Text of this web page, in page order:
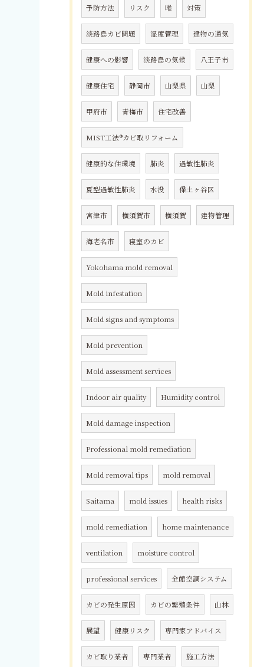
予防方法 リスク 喉 対策
淡路島カビ問題 湿度管理 建物の通気
健康への影響 淡路島の気候 八王子市
健康住宅 静岡市 山梨県 山梨
甲府市 青梅市 住宅改善
MIST工法®カビ取リフォーム
健康的な住環境 肺炎 過敏性肺炎
夏型過敏性肺炎 水没 保土ヶ谷区
宮津市 横須賀市 横須賀 建物管理
海老名市 寝室のカビ
Yokohama mold removal
Mold infestation
Mold signs and symptoms
Mold prevention
Mold assessment services
Indoor air quality Humidity control
Mold damage inspection
Professional mold remediation
Mold removal tips mold removal
Saitama mold issues health risks
mold remediation home maintenance
ventilation moisture control
professional services 全館空調システム
カビの発生原因 カビの繁殖条件 山林
展望 健康リスク 専門家アドバイス
カビ取り業者 専門業者 施工方法